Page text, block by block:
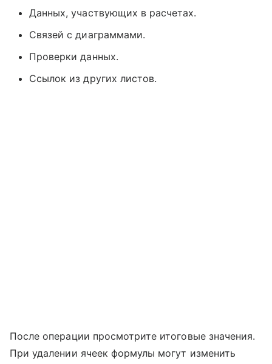
Данных, участвующих в расчетах.
Связей с диаграммами.
Проверки данных.
Ссылок из других листов.
После операции просмотрите итоговые значения.
При удалении ячеек формулы могут изменить